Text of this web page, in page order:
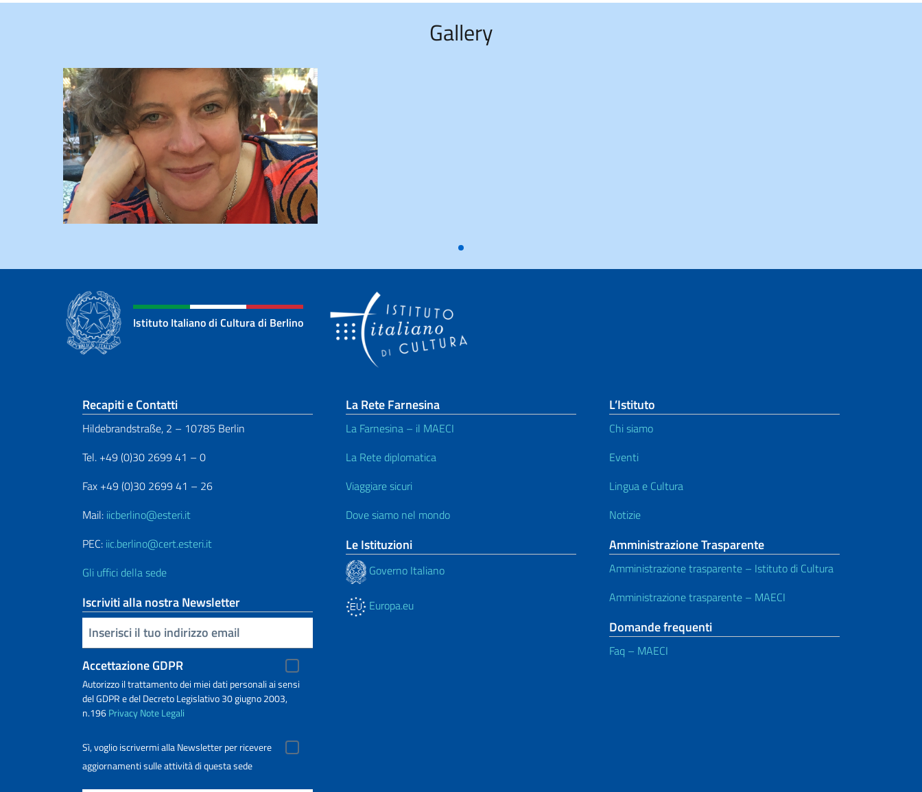
Gallery
Istituto Italiano di Cultura di Berlino
Sezione footer
Recapiti e Contatti
Hildebrandstraße, 2 – 10785 Berlin
Tel. +49 (0)30 2699 41 – 0
Fax +49 (0)30 2699 41 – 26
Mail: iicberlino@esteri.it
PEC: iic.berlino@cert.esteri.it
Gli uffici della sede
Iscriviti alla nostra Newsletter
Inserisci la tua email
Accettazione GDPR
Autorizzo il trattamento dei miei dati personali ai sensi
del GDPR e del Decreto Legislativo 30 giugno 2003,
n.196PrivacyNote Legali
Sì, voglio iscrivermi alla Newsletter per ricevere
aggiornamenti sulle attività di questa sede
La Rete Farnesina
La Farnesina – il MAECI
La Rete diplomatica
Viaggiare sicuri
Dove siamo nel mondo
Le Istituzioni
Governo Italiano
Europa.eu
L’Istituto
Chi siamo
Eventi
Lingua e Cultura
Notizie
Amministrazione Trasparente
Amministrazione trasparente – Istituto di Cultura
Amministrazione trasparente – MAECI
Domande frequenti
Faq – MAECI